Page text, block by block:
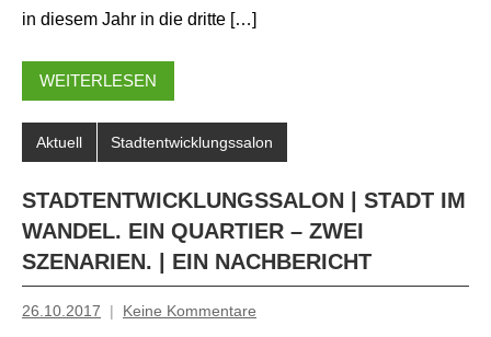
in diesem Jahr in die dritte […]
WEITERLESEN
Aktuell Stadtentwicklungssalon
STADTENTWICKLUNGSSALON | STADT IM
WANDEL. EIN QUARTIER – ZWEI
SZENARIEN. | EIN NACHBERICHT
26.10.2017
Mosche
Keine Kommentare